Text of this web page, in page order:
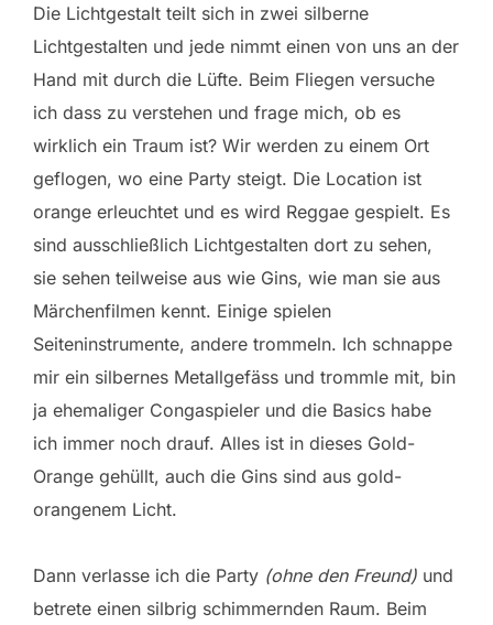
Die Lichtgestalt teilt sich in zwei silberne
Lichtgestalten und jede nimmt einen von uns an der
Hand mit durch die Lüfte. Beim Fliegen versuche
ich dass zu verstehen und frage mich, ob es
wirklich ein Traum ist? Wir werden zu einem Ort
geflogen, wo eine Party steigt. Die Location ist
orange erleuchtet und es wird Reggae gespielt. Es
sind ausschließlich Lichtgestalten dort zu sehen,
sie sehen teilweise aus wie Gins, wie man sie aus
Märchenfilmen kennt. Einige spielen
Seiteninstrumente, andere trommeln. Ich schnappe
mir ein silbernes Metallgefäss und trommle mit, bin
ja ehemaliger Congaspieler und die Basics habe
ich immer noch drauf. Alles ist in dieses Gold-
Orange gehüllt, auch die Gins sind aus gold-
orangenem Licht.
Dann verlasse ich die Party (ohne den Freund) und
betrete einen silbrig schimmernden Raum. Beim